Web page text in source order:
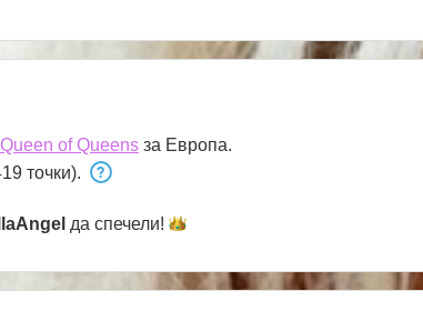
Queen of Queens за Европа.
точки).
да спечели!